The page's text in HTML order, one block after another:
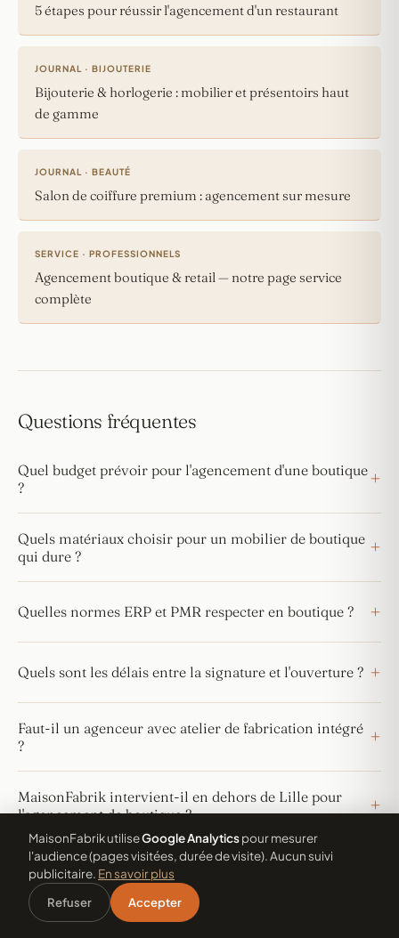
5 étapes pour réussir l'agencement d'un restaurant
JOURNAL · BIJOUTERIE
Bijouterie & horlogerie : mobilier et présentoirs haut
de gamme
JOURNAL · BEAUTÉ
Salon de coiffure premium : agencement sur mesure
SERVICE · PROFESSIONNELS
Agencement boutique & retail — notre page service
complète
Questions fréquentes
Quel budget prévoir pour l'agencement d'une boutique
?
Quels matériaux choisir pour un mobilier de boutique
qui dure ?
Quelles normes ERP et PMR respecter en boutique ?
Quels sont les délais entre la signature et l'ouverture ?
Faut-il un agenceur avec atelier de fabrication intégré
?
MaisonFabrik intervient-il en dehors de Lille pour
l'agencement de boutique ?
MaisonFabrik utiliseGoogle Analyticspour mesurer
l'audience (pages visitées, durée de visite). Aucun suivi
publicitaire. En savoir plus
Refuser Accepter